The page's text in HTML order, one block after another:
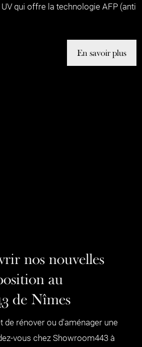
qui offre la technologie AFP (anti
En savoir plus
nos nouvelles
au
de Nîmes
de rénover ou d'aménager une
vous chez Showroom443 à